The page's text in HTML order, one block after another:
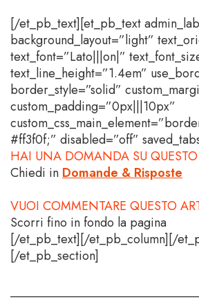
[/et_pb_text][et_pb_text
background_layout=”light”
text_font=”Lato|||on|”
text_line_height=”1.4em”
border_style=”solid”
custom_padding=”0px|||10px”
#ff3f0f;” disabled=”off”
HAI UNA DOMANDA SU
Chiedi in Domande & Risposte
VUOI COMMENTARE QUESTO
Scorri fino in fondo la pagina
[/et_pb_text][/et_pb_column][/
[/et_pb_section]